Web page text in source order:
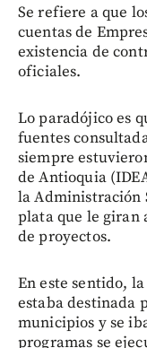
Se refiere a que
cuentas de
existencia de
oficiales.
Lo paradójico es
fuentes
siempre
de Antioquia
la Administración
plata que le giran
de proyectos.
En este sentido,
estaba destinada
municipios y se
programas se